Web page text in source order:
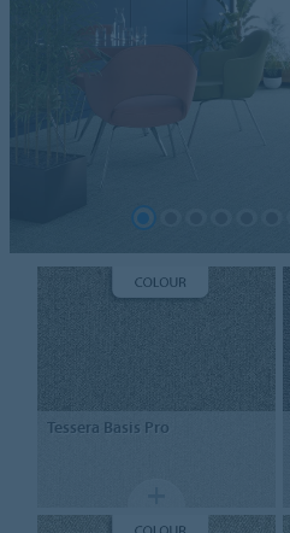
Tessera Basis Pro